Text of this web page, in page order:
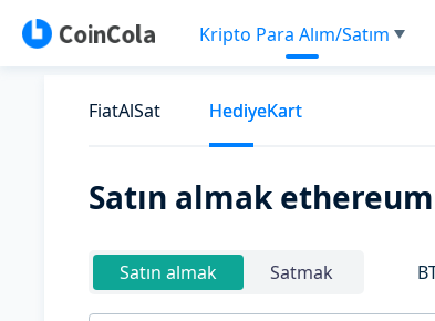
Kripto Para Alım/Satım
FiatAlSat HediyeKart
Satın almak
Satın almak Satmak